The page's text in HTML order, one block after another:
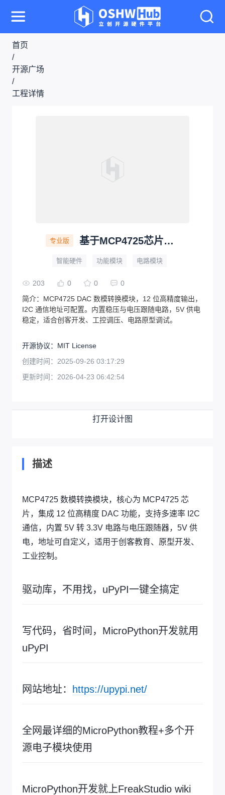
首页
/
开源广场
/
工程详情
专业版 基于MCP4725芯片的数模转换模块
智能硬件 功能模块 电路模块
203 0 0
0
简介： MCP4725 DAC 数模转换模块，12 位高精度输出，
I2C 通信地址可配置。内置稳压与电压跟随电路，5V 供电
稳定，适合创客开发、工控调压、电路原型调试。
开源协议： MIT License
创建时间： 2025-09-26 03:17:29
更新时间： 2026-04-23 06:42:54
打开设计图
描述
MCP4725 数模转换模块，核心为 MCP4725 芯
片，集成 12 位高精度 DAC 功能，支持多速率 I2C
通信，内置 5V 转 3.3V 电路与电压跟随器，5V 供
电，地址可自定义，适用于创客教育、原型开发、
工业控制。
驱动库，不用找，uPyPI一键全搞定
写代码，省时间，MicroPython开发就用
uPyPI
网站地址： https://upypi.net/
全网最详细的MicroPython教程+多个开
源电子模块使用
MicroPython开发就上FreakStudio wiki